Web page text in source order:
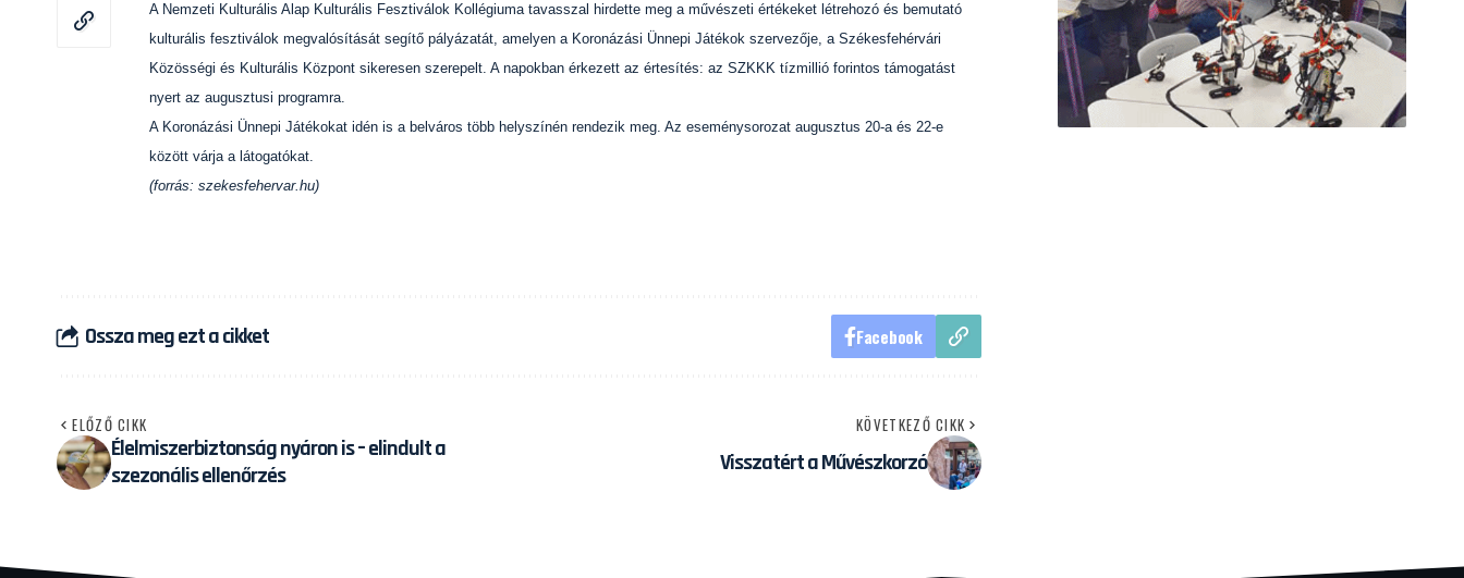
A Nemzeti Kulturális Alap Kulturális Fesztiválok Kollégiuma tavasszal hirdette meg a művészeti értékeket létrehozó és bemutató
kulturális fesztiválok megvalósítását segítő pályázatát, amelyen a Koronázási Ünnepi Játékok szervezője, a Székesfehérvári
Közösségi és Kulturális Központ sikeresen szerepelt. A napokban érkezett az értesítés: az SZKKK tízmillió forintos támogatást
nyert az augusztusi programra.
A Koronázási Ünnepi Játékokat idén is a belváros több helyszínén rendezik meg. Az eseménysorozat augusztus 20-a és 22-e
között várja a látogatókat.
(forrás: szekesfehervar.hu)
Ossza meg ezt a cikket Facebook
ELŐZŐ CIKK
Élelmiszerbiztonság nyáron is – elindult a
szezonális ellenőrzés
KÖVETKEZŐ CIKK
Visszatért a Művészkorzó